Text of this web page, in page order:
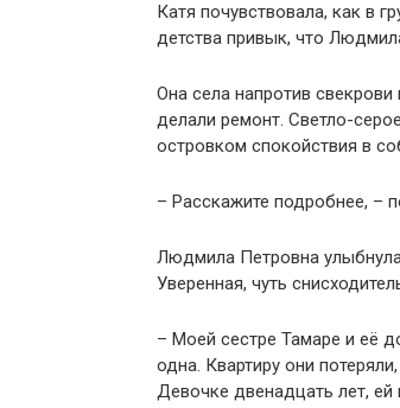
Катя почувствовала, как в
детства привык, что
Она села напротив
делали ремонт. Светло-
островком спокойствия в
– Расскажите подробнее, –
Людмила Петровна
Уверенная, чуть
– Моей сестре Тамаре и её
одна. Квартиру они
Девочке двенадцать лет,